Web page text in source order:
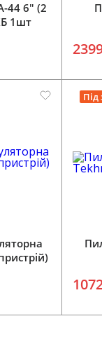
44 6" (2
1шт